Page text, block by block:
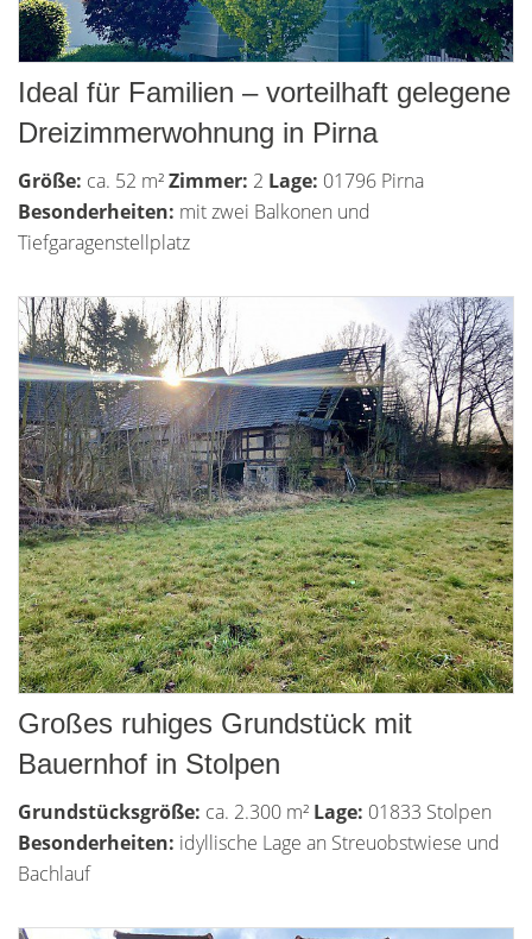
Ideal für Familien – vorteilhaft gelegene
Dreizimmerwohnung in Pirna
Größe: ca. 52 m²Zimmer: 2 Lage: 01796 Pirna
Besonderheiten: mit zwei Balkonen und
Tiefgaragenstellplatz
Großes ruhiges Grundstück mit
Bauernhof in Stolpen
Grundstücksgröße: ca. 2.300 m² Lage: 01833 Stolpen
Besonderheiten: idyllische Lage an Streuobstwiese und
Bachlauf